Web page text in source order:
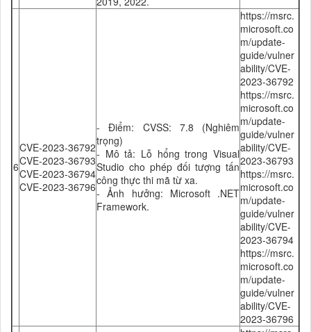
6
CVE-2023-36792
CVE-2023-36793
CVE-2023-36794
CVE-2023-36796
- Điểm: CVSS: 7.8 (Nghiêm
trọng)
- Mô tả: Lỗ hổng trong Visual
Studio cho phép đối tượng tấn
công thực thi mã từ xa.
- Ảnh hưởng: Microsoft .NET
Framework.
https://msrc.
microsoft.co
m/update-
guide/vulner
ability/CVE-
2023-36792
https://msrc.
microsoft.co
m/update-
guide/vulner
ability/CVE-
2023-36793
https://msrc.
microsoft.co
m/update-
guide/vulner
ability/CVE-
2023-36794
https://msrc.
microsoft.co
m/update-
guide/vulner
ability/CVE-
2023-36796